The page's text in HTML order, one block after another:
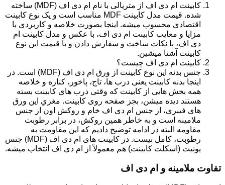
کابینت ام دی اف از متریالی با نام ام دی اف (MDF) ساخته
شده. قیمت مدل کابینت MDF مناسب است و یک نوع کابینت
اقتصادی محسوب میشه. اینجا بصورت خلاصه و کاربردی با
مزایا و معایب کابینت ام دی اف، با عکس و مدل کابینت ام
دی اف، با نکات ساخت و سفارش دادن و با قیمت این نوع
کابینت آشنا میشین.
کابینت ام دی اف چیست؟
جنس بدنه این نوع کابینت از ورق ام دی اف (MDF) است. در
اینجا بدنه کابینت یعنی درب ها، تاج، پاخور، کناره و خلاصه
همه بخش هایی از کابینت که وقتی درب های کابینت بسته
هستند دیده میشن، بجز صفحه روی کابینت. مغزیِ این ورق
های فیبری، از جنس ام دی اف خام و روکش اون از جنس
ملامینه است و به خاطر همین روکش، در برابر رطوبت
مقاومه البته در ادامه توضیح دادیم که این مقاومت به
رطوبت، کامل نیست. در کابینت های ام دی اف (MDF) جنس
یونیت (اسکلت کابینت) هم معمولاً از ام دی اف انتخاب میشه.
تفاوت ملامینه و ام دی اف